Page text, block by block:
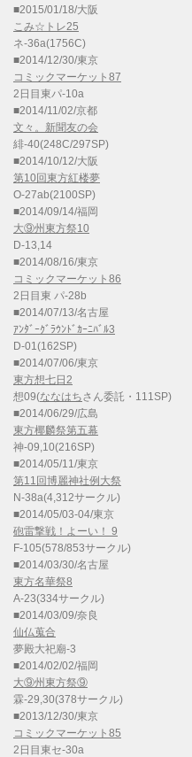
■2015/01/18/大阪
こみ☆トレ25
ネ-36a(1756C)
■2014/12/30/東京
コミックマーケット87
2日目東パ-10a
■2014/11/02/京都
文々。新聞友の会
緋-40(248C/297SP)
■2014/10/12/大阪
第10回東方紅楼夢
O-27ab(2100SP)
■2014/09/14/福岡
大⑨州東方祭10
D-13,14
■2014/08/16/東京
コミックマーケット86
2日目東 パ-28b
■2014/07/13/名古屋
ｱﾝﾀﾞｰｸﾞﾗｳﾝﾄﾞｶｰﾆﾊﾞﾙ3
D-01(162SP)
■2014/07/06/東京
東方想七日2
想09(ななはちさん委託・111SP)
■2014/06/29/広島
東方椰麟祭第五幕
神-09,10(216SP)
■2014/05/11/東京
第11回博麗神社例大祭
N-38a(4,312サークル)
■2014/05/03-04/東京
砲雷撃戦！よーい！ 9
F-105(578/853サークル)
■2014/03/30/名古屋
東方名華祭8
A-23(334サークル)
■2014/03/09/奈良
仙仏蒐合
夢殿大祀廟-3
■2014/02/02/福岡
大⑨州東方祭⑨
霖-29,30(378サークル)
■2013/12/30/東京
コミックマーケット85
2日目東セ-30a